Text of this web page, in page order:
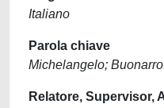
Italiano
Parola chiave
Michelangelo;
Relatore, Supervisor,